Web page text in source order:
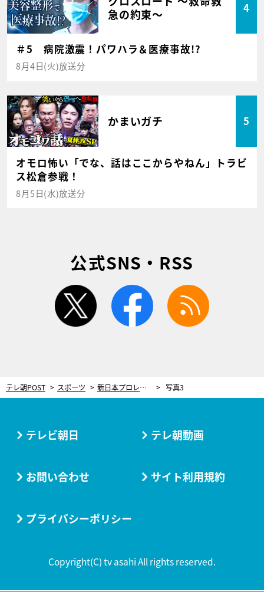
急の約束～
4
＃5 病院激震！パワハラ＆医療事故!?
8月4日(火)放送分
かまいガチ 5
オモロ怖い「でな、話はここからやねん」トラビ
ス松倉参戦！
8月5日(水)放送分
公式SNS・RSS
twitter facebook
テレ朝POST スポーツ 新日本プロレス“秋の両国決戦”！アントニオ猪木さんを偲ぶセレモニーも 写真3
テレビ朝日 テレ朝動画
お問い合わせ サイト利用規約
プライバシーポリシー
Copyright(C) tv asahi All rights reserved.